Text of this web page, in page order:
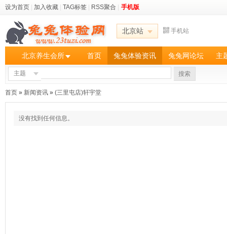
设为首页 加入收藏 TAG标签 RSS聚合 手机版
北京站 手机站
北京养生会所 首页 兔兔体验资讯 兔兔网论坛 主
主题 搜索
首页 » 新闻资讯 » (三里屯店)轩宇堂
没有找到任何信息。